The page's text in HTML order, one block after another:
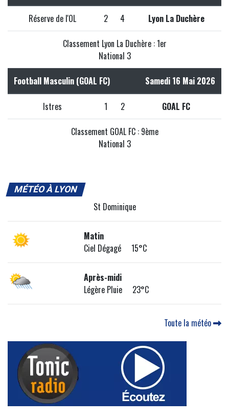
Réserve de l'OL 2 4 Lyon La Duchère
Classement Lyon La Duchère : 1er
National 3
Football Masculin (GOAL FC) Samedi 16 Mai 2026
Istres 1 2 GOAL FC
Classement GOAL FC : 9ème
National 3
MÉTÉO À LYON
St Dominique
Matin
Ciel Dégagé 15°C
Après-midi
Légère Pluie 23°C
Toute la météo